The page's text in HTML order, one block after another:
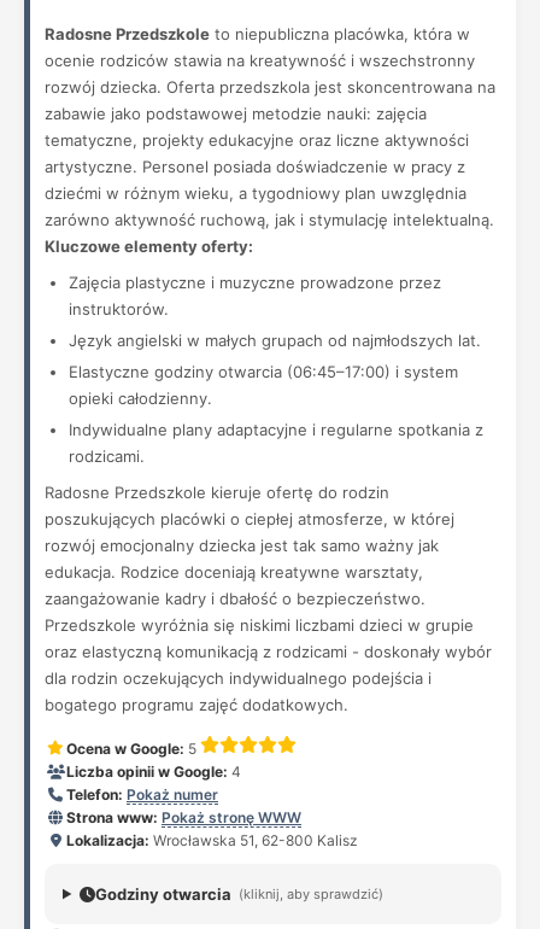
Radosne Przedszkole to niepubliczna placówka, która w
ocenie rodziców stawia na kreatywność i wszechstronny
rozwój dziecka. Oferta przedszkola jest skoncentrowana na
zabawie jako podstawowej metodzie nauki: zajęcia
tematyczne, projekty edukacyjne oraz liczne aktywności
artystyczne. Personel posiada doświadczenie w pracy z
dziećmi w różnym wieku, a tygodniowy plan uwzględnia
zarówno aktywność ruchową, jak i stymulację intelektualną.
Kluczowe elementy oferty:
Zajęcia plastyczne i muzyczne prowadzone przez
instruktorów.
Język angielski w małych grupach od najmłodszych lat.
Elastyczne godziny otwarcia (06:45–17:00) i system
opieki całodzienny.
Indywidualne plany adaptacyjne i regularne spotkania z
rodzicami.
Radosne Przedszkole kieruje ofertę do rodzin
poszukujących placówki o ciepłej atmosferze, w której
rozwój emocjonalny dziecka jest tak samo ważny jak
edukacja. Rodzice doceniają kreatywne warsztaty,
zaangażowanie kadry i dbałość o bezpieczeństwo.
Przedszkole wyróżnia się niskimi liczbami dzieci w grupie
oraz elastyczną komunikacją z rodzicami - doskonały wybór
dla rodzin oczekujących indywidualnego podejścia i
bogatego programu zajęć dodatkowych.
Ocena w Google: 5
Liczba opinii w Google: 4
Telefon: Pokaż numer
Strona www: Pokaż stronę WWW
Lokalizacja: Wrocławska 51, 62-800 Kalisz
Godziny otwarcia (kliknij, aby sprawdzić)